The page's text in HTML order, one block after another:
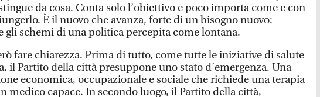
da cosa. Conta solo l’obiettivo e poco importa come e con
È il nuovo che avanza, forte di un bisogno nuovo:
gli schemi di una politica percepita come lontana.
fare chiarezza. Prima di tutto, come tutte le iniziative di salute
il Partito della città presuppone uno stato d’emergenza. Una
economica, occupazionale e sociale che richiede una terapia
medico capace. In secondo luogo, il Partito della città,